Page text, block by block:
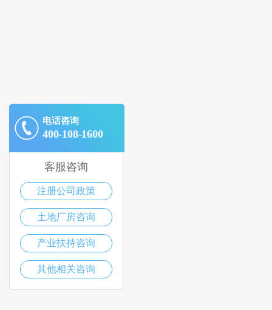
电话咨询
400-108-1600
客服咨询
注册公司政策
土地厂房咨询
产业扶持咨询
其他相关咨询